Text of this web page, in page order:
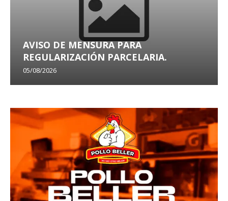
AVISO DE MENSURA PARA
REGULARIZACIÓN PARCELARIA.
05/08/2026